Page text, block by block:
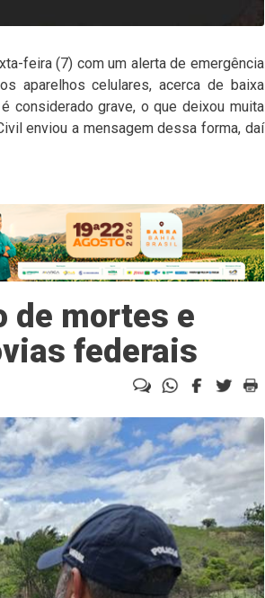
feira (7) com um alerta de emergência
aparelhos celulares, acerca de baixa
considerado grave, o que deixou muita
enviou a mensagem dessa forma, daí
de mortes e
federais